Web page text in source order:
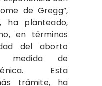
de Gregg”,
ha planteado,
en términos
del aborto
medida de
Esta
trámite, ha